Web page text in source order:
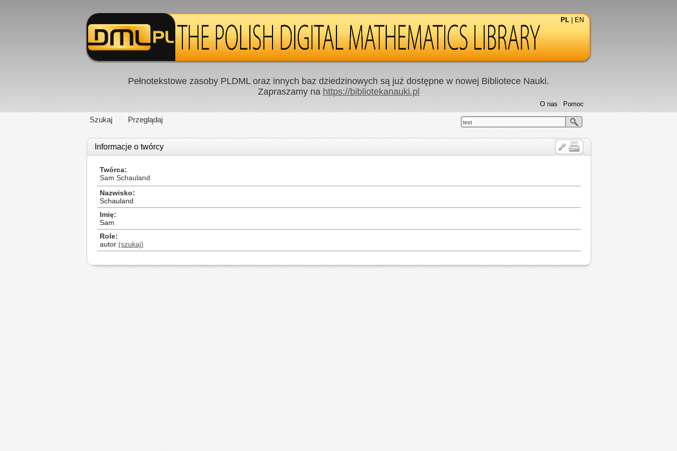
PL EN
Pełnotekstowe zasoby PLDML oraz innych baz dziedzinowych są już dostępne w nowej Bibliotece Nauki.
Zapraszamy na https://bibliotekanauki.pl
Szukaj Przeglądaj
Pomoc
O nas
test
Informacje o twórcy
Twórca
Sam Schauland
Nazwisko
Schauland
Imię
Sam
Role
autor (szukaj)